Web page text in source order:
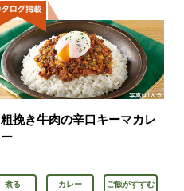
粗挽き牛肉の辛口キーマカレ
ー
煮る カレー ご飯がすすむ